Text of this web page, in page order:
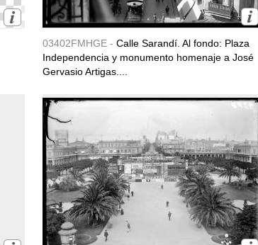
03402FMHGE - Calle Sarandí. Al fondo: Plaza
Independencia y monumento homenaje a José
Gervasio Artigas....